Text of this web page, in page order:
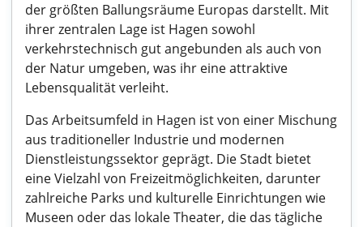
der größten Ballungsräume Europas darstellt. Mit
ihrer zentralen Lage ist Hagen sowohl
verkehrstechnisch gut angebunden als auch von
der Natur umgeben, was ihr eine attraktive
Lebensqualität verleiht.
Das Arbeitsumfeld in Hagen ist von einer Mischung
aus traditioneller Industrie und modernen
Dienstleistungssektor geprägt. Die Stadt bietet
eine Vielzahl von Freizeitmöglichkeiten, darunter
zahlreiche Parks und kulturelle Einrichtungen wie
Museen oder das lokale Theater, die das tägliche